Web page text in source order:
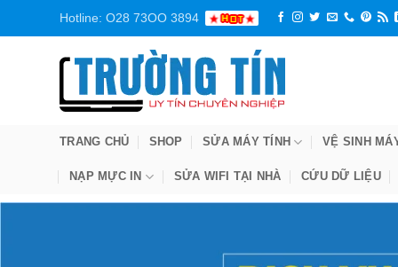
Hotline: O28 73OO 3894
TRANG CHỦ SHOP SỬA MÁY TÍNH VỆ SINH
NẠP MỰC IN SỬA WIFI TẠI NHÀ CỨU DỮ LIỆU